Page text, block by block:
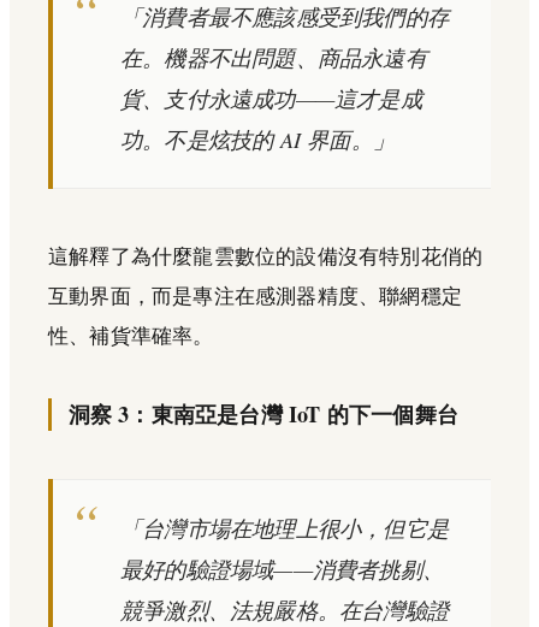
「消費者最不應該感受到我們的存
在。機器不出問題、商品永遠有
貨、支付永遠成功——這才是成
功。不是炫技的 AI 界面。」
這解釋了為什麼龍雲數位的設備沒有特別花俏的
互動界面，而是專注在感測器精度、聯網穩定
性、補貨準確率。
洞察 3：東南亞是台灣 IoT 的下一個舞台
「台灣市場在地理上很小，但它是
最好的驗證場域——消費者挑剔、
競爭激烈、法規嚴格。在台灣驗證